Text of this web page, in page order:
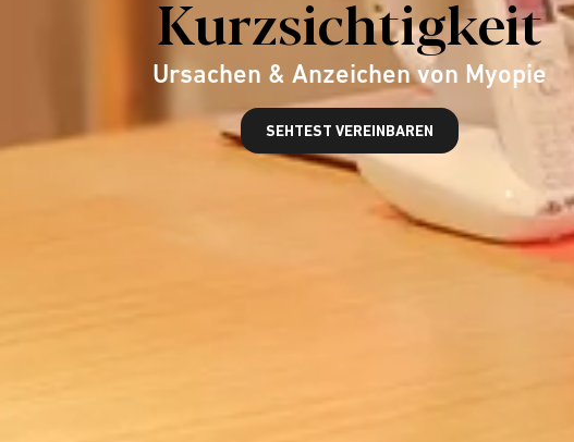
Kurzsichtigkeit
Ursachen & Anzeichen von Myopie
SEHTEST VEREINBAREN